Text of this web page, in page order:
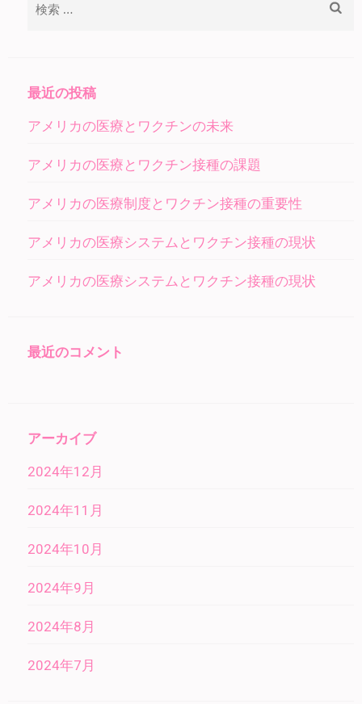
最近の投稿
アメリカの医療とワクチンの未来
アメリカの医療とワクチン接種の課題
アメリカの医療制度とワクチン接種の重要性
アメリカの医療システムとワクチン接種の現状
アメリカの医療システムとワクチン接種の現状
最近のコメント
アーカイブ
2024年12月
2024年11月
2024年10月
2024年9月
2024年8月
2024年7月